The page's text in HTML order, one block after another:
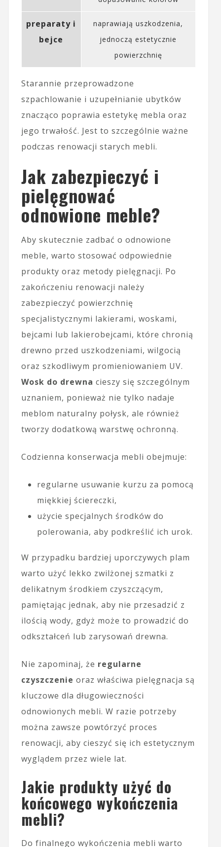
preparaty i
bejce
naprawiają uszkodzenia,
jednoczą estetycznie
powierzchnię
Starannie przeprowadzone
szpachlowanie i uzupełnianie ubytków
znacząco poprawia estetykę mebla oraz
jego trwałość. Jest to szczególnie ważne
podczas renowacji starych mebli.
Jak zabezpieczyć i
pielęgnować
odnowione meble?
Aby skutecznie zadbać o odnowione
meble, warto stosować odpowiednie
produkty oraz metody pielęgnacji. Po
zakończeniu renowacji należy
zabezpieczyć powierzchnię
specjalistycznymi lakierami, woskami,
bejcami lub lakierobejcami, które chronią
drewno przed uszkodzeniami, wilgocią
oraz szkodliwym promieniowaniem UV.
Wosk do drewna cieszy się szczególnym
uznaniem, ponieważ nie tylko nadaje
meblom naturalny połysk, ale również
tworzy dodatkową warstwę ochronną.
Codzienna konserwacja mebli obejmuje:
regularne usuwanie kurzu za pomocą
miękkiej ściereczki,
użycie specjalnych środków do
polerowania, aby podkreślić ich urok.
W przypadku bardziej uporczywych plam
warto użyć lekko zwilżonej szmatki z
delikatnym środkiem czyszczącym,
pamiętając jednak, aby nie przesadzić z
ilością wody, gdyż może to prowadzić do
odkształceń lub zarysowań drewna.
Nie zapominaj, że regularne
czyszczenie oraz właściwa pielęgnacja są
kluczowe dla długowieczności
odnowionych mebli. W razie potrzeby
można zawsze powtórzyć proces
renowacji, aby cieszyć się ich estetycznym
wyglądem przez wiele lat.
Jakie produkty użyć do
końcowego wykończenia
mebli?
Do finalnego wykończenia mebli warto